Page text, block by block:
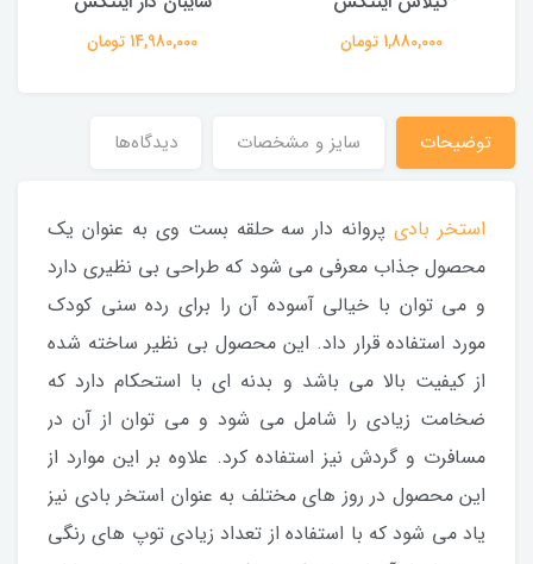
1,880,000 تومان 14,980,000 تومان
توضیحات سایز و مشخصات دیدگاه‌ها
استخر بادیپروانه دار سه حلقه بست وی به عنوان یک
محصول جذاب معرفی می شود که طراحی بی نظیری دارد
و می توان با خیالی آسوده آن را برای رده سنی کودک
مورد استفاده قرار داد. این محصول بی نظیر ساخته شده
از کیفیت بالا می باشد و بدنه ای با استحکام دارد که
ضخامت زیادی را شامل می شود و می توان از آن در
مسافرت و گردش نیز استفاده کرد. علاوه بر این موارد از
این محصول در روز های مختلف به عنوان استخر بادی نیز
یاد می شود که با استفاده از تعداد زیادی توپ های رنگی